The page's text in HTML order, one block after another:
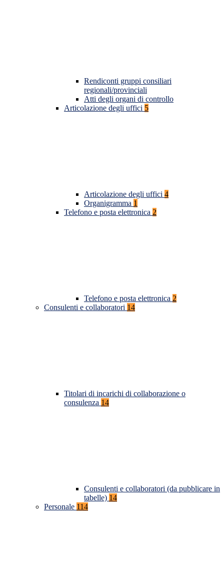
Rendiconti gruppi consiliari
regionali/provinciali
Atti degli organi di controllo
Articolazione degli uffici 5
Articolazione degli uffici 4
Organigramma 1
Telefono e posta elettronica 2
Telefono e posta elettronica 2
Consulenti e collaboratori 14
Titolari di incarichi di collaborazione o
consulenza 14
Consulenti e collaboratori (da pubblicare in
tabelle) 14
Personale 114